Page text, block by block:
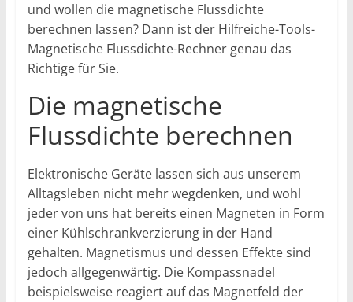
und wollen die magnetische Flussdichte
berechnen lassen? Dann ist der Hilfreiche-Tools-
Magnetische Flussdichte-Rechner genau das
Richtige für Sie.
Die magnetische
Flussdichte berechnen
Elektronische Geräte lassen sich aus unserem
Alltagsleben nicht mehr wegdenken, und wohl
jeder von uns hat bereits einen Magneten in Form
einer Kühlschrankverzierung in der Hand
gehalten. Magnetismus und dessen Effekte sind
jedoch allgegenwärtig. Die Kompassnadel
beispielsweise reagiert auf das Magnetfeld der